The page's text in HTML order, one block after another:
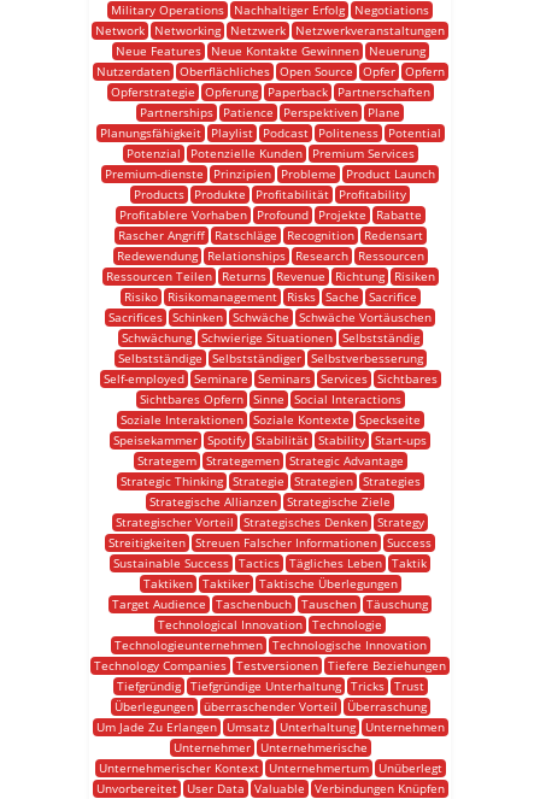
Military Operations
Nachhaltiger Erfolg
Negotiations
Network
Networking Netzwerk
Netzwerkveranstaltungen
Neue Features
Neue Kontakte Gewinnen
Neuerung
Nutzerdaten
Oberflächliches Open Source Opfer
Opfern
Opferstrategie
Opferung Paperback
Partnerschaften
Partnerships
Patience Perspektiven
Plane
Planungsfähigkeit
Playlist Podcast Politeness
Potential
Potenzial
Potenzielle Kunden
Premium Services
Premium-dienste
Prinzipien Probleme
Product Launch
Products
Produkte Profitabilität
Profitability
Profitablere Vorhaben
Profound Projekte
Rabatte
Rascher Angriff
Ratschläge Recognition
Redensart
Redewendung
Relationships Research
Ressourcen
Ressourcen Teilen
Returns Revenue Richtung
Risiken
Risiko
Risikomanagement Risks Sache
Sacrifice
Sacrifices Schinken Schwäche
Schwäche Vortäuschen
Schwächung
Schwierige Situationen
Selbstständig
Selbstständige
Selbstständiger
Selbstverbesserung
Self-employed
Seminare Seminars Services
Sichtbares
Sichtbares Opfern
Sinne
Social Interactions
Soziale Interaktionen
Soziale Kontexte
Speckseite
Speisekammer Spotify Stabilität Stability Start-ups
Strategem
Strategemen
Strategic Advantage
Strategic Thinking
Strategie Strategien
Strategies
Strategische Allianzen Strategische Ziele
Strategischer Vorteil
Strategisches Denken Strategy
Streitigkeiten Streuen Falscher Informationen Success
Sustainable Success Tactics Tägliches Leben Taktik
Taktiken
Taktiker
Taktische Überlegungen
Target Audience
Taschenbuch Tauschen Täuschung
Technological Innovation Technologie
Technologieunternehmen
Technologische Innovation
Technology Companies Testversionen Tiefere Beziehungen
Tiefgründig
Tiefgründige Unterhaltung Tricks
Trust
Überlegungen
überraschender Vorteil
Überraschung
Um Jade Zu Erlangen
Umsatz Unterhaltung
Unternehmen
Unternehmer
Unternehmerische
Unternehmerischer Kontext
Unternehmertum
Unüberlegt
Unvorbereitet
User Data Valuable
Verbindungen Knüpfen